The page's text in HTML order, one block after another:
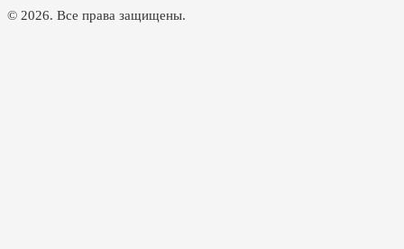
© 2026. Все права защищены.